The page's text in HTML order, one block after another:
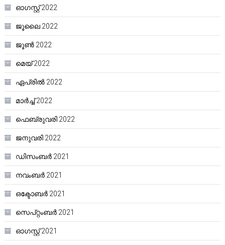
ഓഗസ്റ്റ്‌ 2022
ജൂലൈ 2022
ജൂൺ 2022
മെയ്‌ 2022
ഏപ്രിൽ 2022
മാർച്ച്‌ 2022
ഫെബ്രുവരി 2022
ജനുവരി 2022
ഡിസംബർ 2021
നവംബർ 2021
ഒക്ടോബർ 2021
സെപ്റ്റംബർ 2021
ഓഗസ്റ്റ്‌ 2021